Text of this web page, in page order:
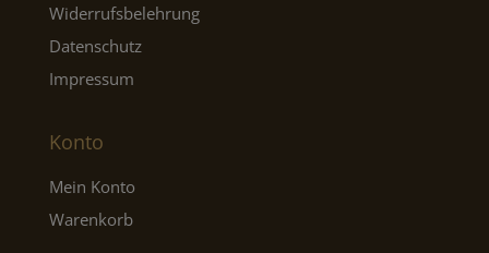
Widerrufsbelehrung
Datenschutz
Impressum
Konto
Mein Konto
Warenkorb